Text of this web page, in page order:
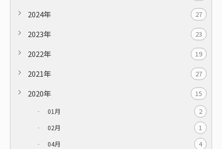
2024年 27
2023年 23
2022年 19
2021年 27
2020年 15
01月 2
02月 1
04月 4